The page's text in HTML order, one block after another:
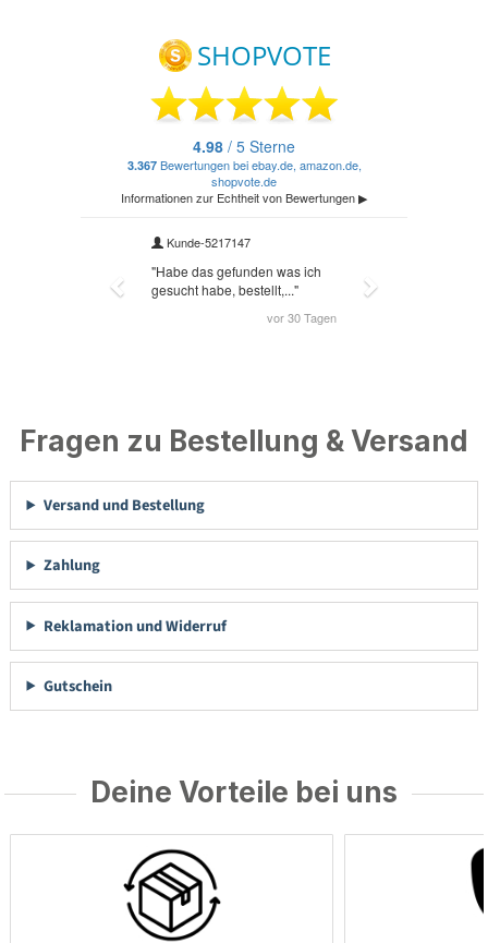
Fragen zu Bestellung & Versand
Versand und Bestellung
Zahlung
Reklamation und Widerruf
Gutschein
Deine Vorteile bei uns